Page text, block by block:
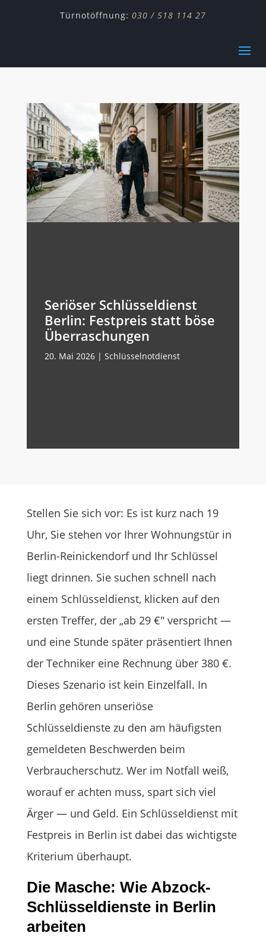
Türnotöffnung: 030 / 518 114 27
Seriöser Schlüsseldienst
Berlin: Festpreis statt böse
Überraschungen
20. Mai 2026| Schlüsselnotdienst
Stellen Sie sich vor: Es ist kurz nach 19
Uhr, Sie stehen vor Ihrer Wohnungstür in
Berlin-Reinickendorf und Ihr Schlüssel
liegt drinnen. Sie suchen schnell nach
einem Schlüsseldienst, klicken auf den
ersten Treffer, der „ab 29 €" verspricht —
und eine Stunde später präsentiert Ihnen
der Techniker eine Rechnung über 380 €.
Dieses Szenario ist kein Einzelfall. In
Berlin gehören unseriöse
Schlüsseldienste zu den am häufigsten
gemeldeten Beschwerden beim
Verbraucherschutz. Wer im Notfall weiß,
worauf er achten muss, spart sich viel
Ärger — und Geld. Ein Schlüsseldienst mit
Festpreis in Berlin ist dabei das wichtigste
Kriterium überhaupt.
Die Masche: Wie Abzock-
Schlüsseldienste in Berlin
arbeiten